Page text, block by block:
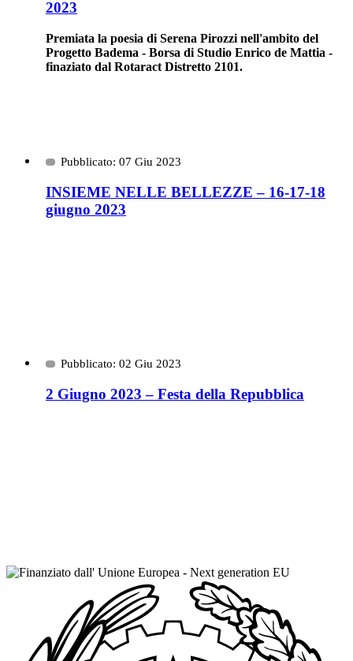
2023
Premiata la poesia di Serena Pirozzi nell'ambito del
Progetto Badema - Borsa di Studio Enrico de Mattia -
finaziato dal Rotaract Distretto 2101.
Pubblicato: 07 Giu 2023
INSIEME NELLE BELLEZZE – 16-17-18
giugno 2023
Pubblicato: 02 Giu 2023
2 Giugno 2023 – Festa della Repubblica